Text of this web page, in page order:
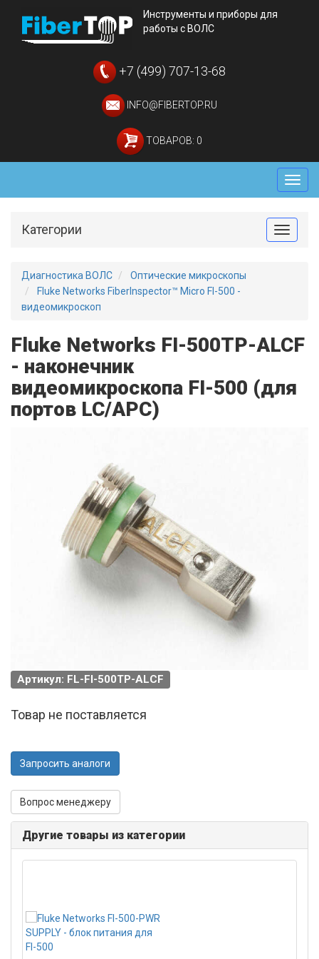
Инструменты и приборы для
работы с ВОЛС
+7 (499) 707-13-68
INFO@FIBERTOP.RU
ТОВАРОВ: 0
Меню
Toggle
Категории
Диагностика ВОЛС
Оптические микроскопы
Fluke Networks FiberInspector™ Micro FI-500 -
видеомикроскоп
Fluke Networks FI-500TP-ALCF
- наконечник
видеомикроскопа FI-500 (для
портов LC/APC)
Артикул: FL-FI-500TP-ALCF
Товар не поставляется
Запросить аналоги
Вопрос менеджеру
Другие товары из категории